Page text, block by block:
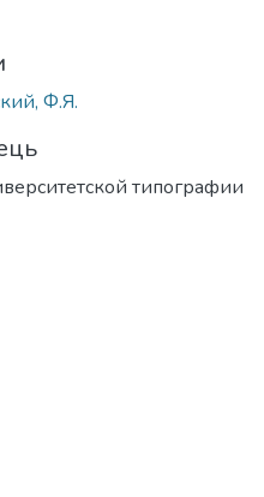
Ф.Я.
типографии